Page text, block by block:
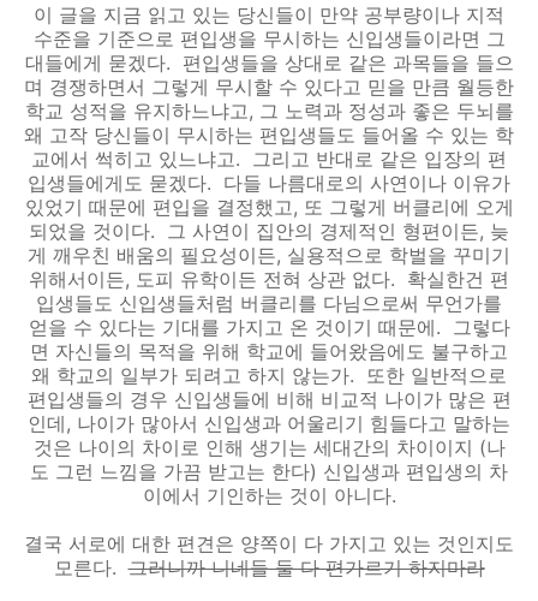
이 글을 지금 읽고 있는 당신들이 만약 공부량이나 지적
수준을 기준으로 편입생을 무시하는 신입생들이라면 그
대들에게 묻겠다. 편입생들을 상대로 같은 과목들을 들으
며 경쟁하면서 그렇게 무시할 수 있다고 믿을 만큼 월등한
학교 성적을 유지하느냐고, 그 노력과 정성과 좋은 두뇌를
왜 고작 당신들이 무시하는 편입생들도 들어올 수 있는 학
교에서 썩히고 있느냐고. 그리고 반대로 같은 입장의 편
입생들에게도 묻겠다. 다들 나름대로의 사연이나 이유가
있었기 때문에 편입을 결정했고, 또 그렇게 버클리에 오게
되었을 것이다. 그 사연이 집안의 경제적인 형편이든, 늦
게 깨우친 배움의 필요성이든, 실용적으로 학벌을 꾸미기
위해서이든, 도피 유학이든 전혀 상관 없다. 확실한건 편
입생들도 신입생들처럼 버클리를 다님으로써 무언가를
얻을 수 있다는 기대를 가지고 온 것이기 때문에. 그렇다
면 자신들의 목적을 위해 학교에 들어왔음에도 불구하고
왜 학교의 일부가 되려고 하지 않는가. 또한 일반적으로
편입생들의 경우 신입생들에 비해 비교적 나이가 많은 편
인데, 나이가 많아서 신입생과 어울리기 힘들다고 말하는
것은 나이의 차이로 인해 생기는 세대간의 차이이지 (나
도 그런 느낌을 가끔 받고는 한다) 신입생과 편입생의 차
이에서 기인하는 것이 아니다.
결국 서로에 대한 편견은 양쪽이 다 가지고 있는 것인지도
모른다.그러니까 니네들 둘 다 편가르기 하지마라